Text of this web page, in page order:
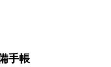
手帳